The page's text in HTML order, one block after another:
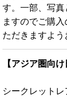
す。一部、写
ますのでご購
ただきますよう
【アジア圏向
シークレット